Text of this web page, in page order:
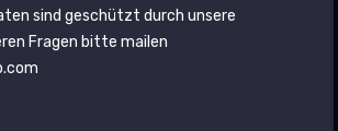
sind geschützt durch unsere
Fragen bitte mailen